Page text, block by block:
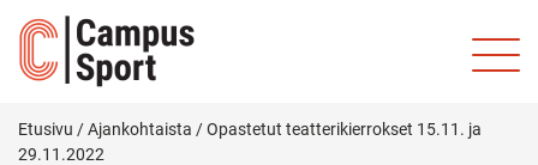
Etusivu /Ajankohtaista /Opastetut teatterikierrokset 15.11. ja
29.11.2022